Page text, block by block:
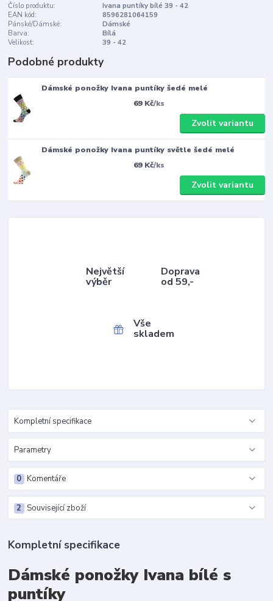
Číslo produktu:
Ivana puntíky bílé 39 - 42
EAN kód:
8596281064159
Pánské/Dámské:
Dámské
Barva:
Bílá
Velikost:
39 - 42
Podobné produkty
Dámské ponožky Ivana puntíky šedé melé
69 Kč/ks
Zvolit variantu
Dámské ponožky Ivana puntíky světle šedé melé
69 Kč/ks
Zvolit variantu
Největší
výběr
Doprava
od 59,-
Vše
skladem
Kompletní specifikace
Parametry
Komentáře
0
Související zboží
2
Kompletní specifikace
Dámské ponožky Ivana bílé s
puntíky